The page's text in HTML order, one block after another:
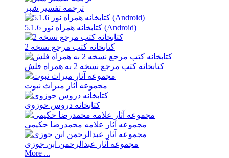
ترجمه تفسیر شبر
کتابخانه همراه نور 5.1.6 (Android)
کتابخانه کتب مرجع نسخه 2
کتابخانه کتب مرجع نسخه 2 به همراه فلش
مجموعه آثار میراث نبوت
کتابخانه دروس حوزوی
مجموعه آثار علامه محمدرضا حکیمی
مجموعه آثار عبدالرحمن ابن جوزی
More ...